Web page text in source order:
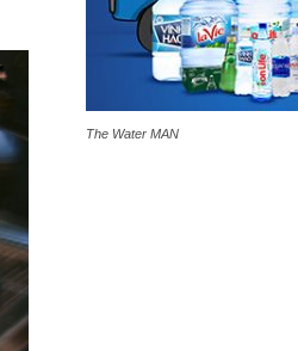
The Water MAN